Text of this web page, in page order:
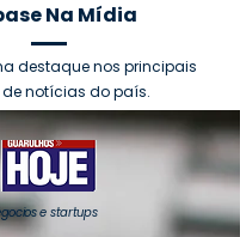
Na Mídia
destaque nos principais
notícias do país.
e startups